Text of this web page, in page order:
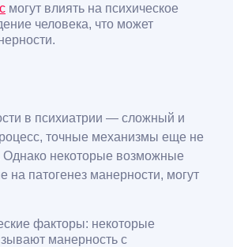
могут влиять на психическое
человека, что может
в психиатрии — сложный и
точные механизмы еще не
Однако некоторые возможные
патогенез манерности, могут
факторы: некоторые
манерность с